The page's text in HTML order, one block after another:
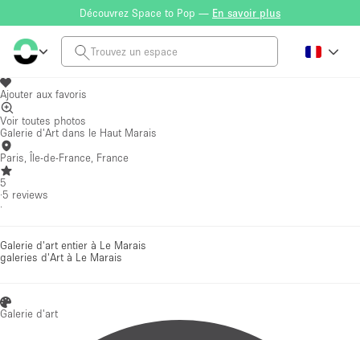
Découvrez Space to Pop — En savoir plus
Ajouter aux favoris
Voir toutes photos
Galerie d'Art dans le Haut Marais
Paris, Île-de-France, France
5
·5 reviews
·
Galerie d'art entier à Le Marais
galeries d'Art à Le Marais
Galerie d'art